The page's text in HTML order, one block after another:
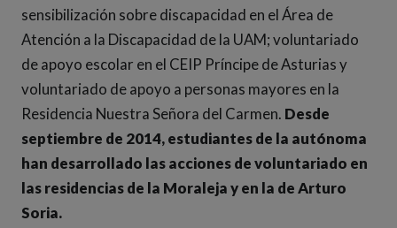
sensibilización sobre discapacidad en el Área de
Atención a la Discapacidad de la UAM; voluntariado
de apoyo escolar en el CEIP Príncipe de Asturias y
voluntariado de apoyo a personas mayores en la
Residencia Nuestra Señora del Carmen. Desde
septiembre de 2014, estudiantes de la autónoma
han desarrollado las acciones de voluntariado en
las residencias de la Moraleja y en la de Arturo
Soria.